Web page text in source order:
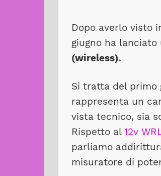
Dopo averlo visto
giugno ha
(wireless).
Si tratta del primo
rappresenta un
vista tecnico, sia
Rispetto al 12v
parliamo
misuratore di